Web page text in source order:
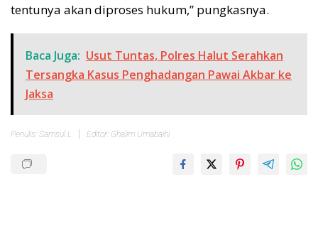
tentunya akan diproses hukum,” pungkasnya.
Baca Juga: Usut Tuntas, Polres Halut Serahkan
Tersangka Kasus Penghadangan Pawai Akbar ke
Jaksa
Penulis: Samsul L Editor: Ghalim Umabaihi